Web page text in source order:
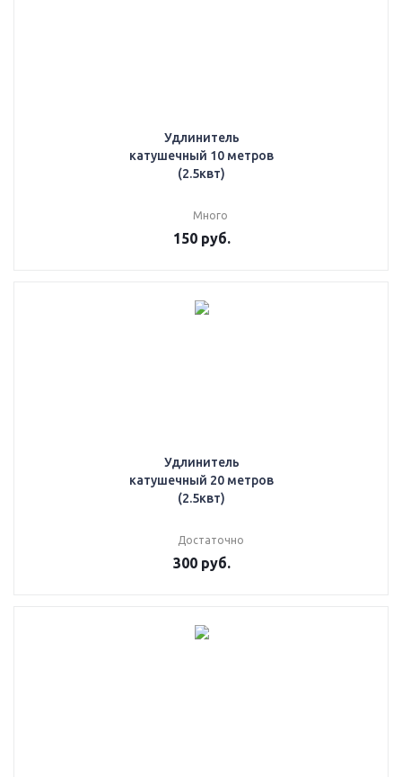
Удлинитель
катушечный 10 метров
(2.5квт)
Много
150руб.
Удлинитель
катушечный 20 метров
(2.5квт)
Достаточно
300руб.